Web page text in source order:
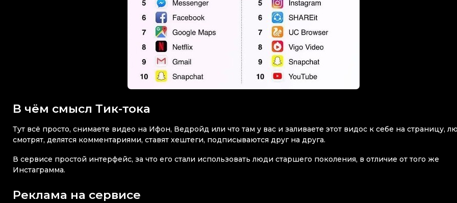
В чём смысл Тик-тока
Тут всё просто, снимаете видео на Ифон, Ведройд или что там у вас и заливаете этот видос к себе на страницу,
смотрят, делятся комментариями, ставят хештеги, подписываются друг на друга.
В сервисе простой интерфейс, за что его стали использовать люди старшего поколения, в отличие от того же
Инстаграмма.
Реклама на сервисе